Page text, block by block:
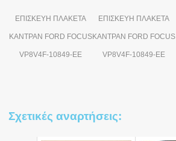
ΕΠΙΣΚΕΥΗ ΠΛΑΚΕΤΑ
ΚΑΝΤΡΑΝ FORD FOCUS
VP8V4F-10849-EE
ΕΠΙΣΚΕΥΗ ΠΛΑΚΕΤΑ
ΚΑΝΤΡΑΝ FORD FOCUS
VP8V4F-10849-EE
Σχετικές αναρτήσεις: